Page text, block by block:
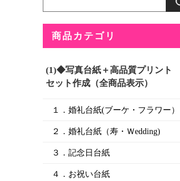
商品カテゴリ
(1)◆写真台紙＋高品質プリント
セット作成（全商品表示）
１．婚礼台紙(ブーケ・フラワー）
２．婚礼台紙（寿・Ｗedding)
３．記念日台紙
４．お祝い台紙